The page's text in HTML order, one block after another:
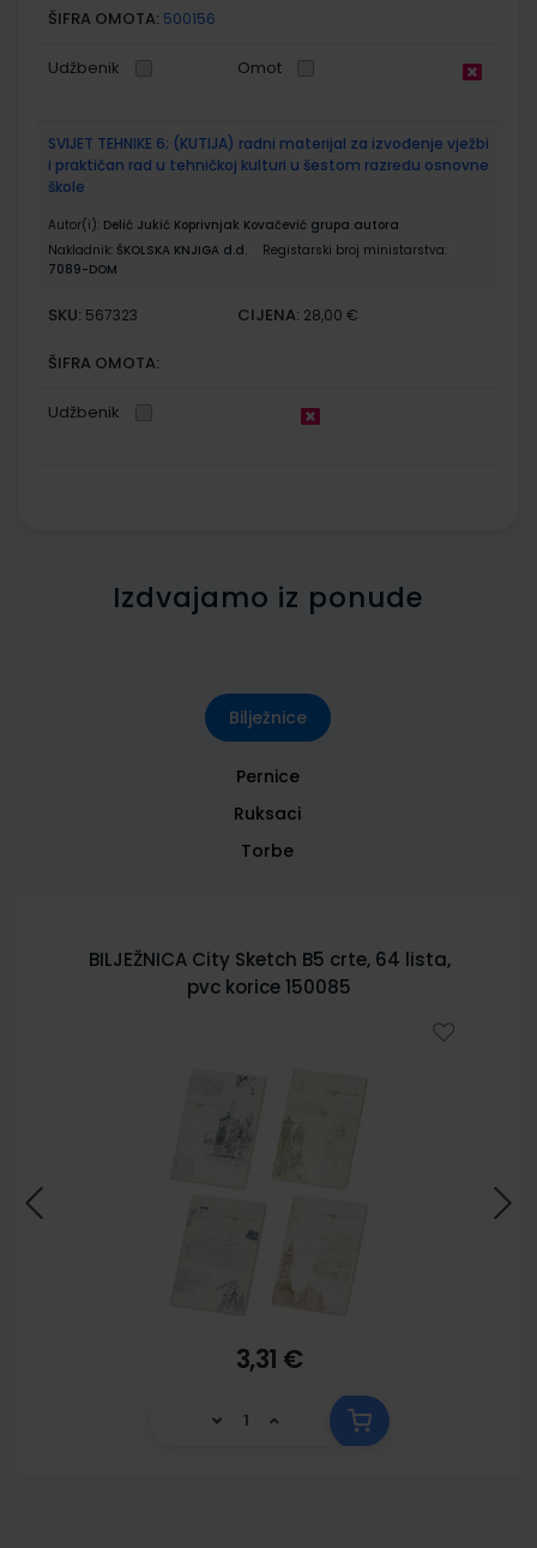
ŠIFRA OMOTA: 500156
Udžbenik Omot
SVIJET TEHNIKE 6; (KUTIJA) radni materijal za izvođenje vježbi
i praktičan rad u tehničkoj kulturi u šestom razredu osnovne
škole
Autor(i): Delić Jukić Koprivnjak Kovačević grupa autora
Nakladnik: ŠKOLSKA KNJIGA d.d.
Registarski broj ministarstva:
7089-DOM
SKU: 567323 CIJENA: 28,00 €
ŠIFRA OMOTA:
Udžbenik
Izdvajamo iz ponude
Bilježnice
Pernice
Ruksaci
Torbe
BILJEŽNICA City Sketch B5 crte, 64 lista,
pvc korice 150085
3,31 €